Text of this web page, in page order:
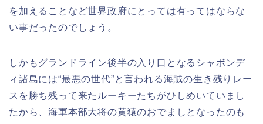
を加えることなど世界政府にとっては有ってはならな
い事だったのでしょう。
しかもグランドライン後半の入り口となるシャボンデ
ィ諸島には“最悪の世代”と言われる海賊の生き残りレー
スを勝ち残って来たルーキーたちがひしめいていまし
たから、海軍本部大将の黄猿のおでましとなったのも